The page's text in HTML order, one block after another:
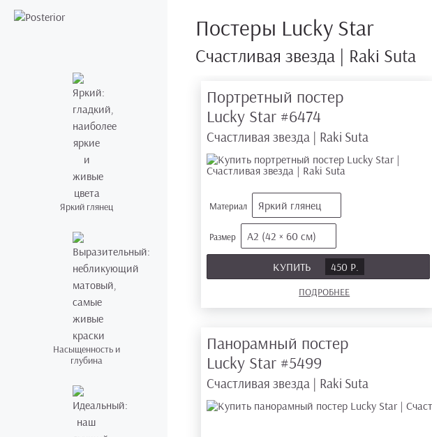
Яркий глянец
Насыщенность и
глубина
Постеры Lucky Star
Счастливая звезда | Raki Suta
Портретный постер
Lucky Star #6474
Счастливая звезда | Raki Suta
Материал Яркий глянец
Размер А2 (42 × 60 см)
КУПИТЬ 450 Р.
ПОДРОБНЕЕ
Панорамный постер
Lucky Star #5499
Счастливая звезда | Raki Suta